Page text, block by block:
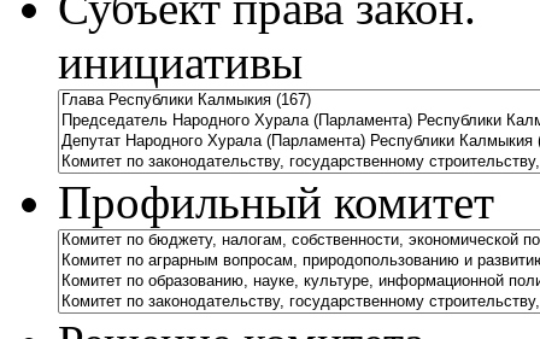
инициативы
Профильный комитет